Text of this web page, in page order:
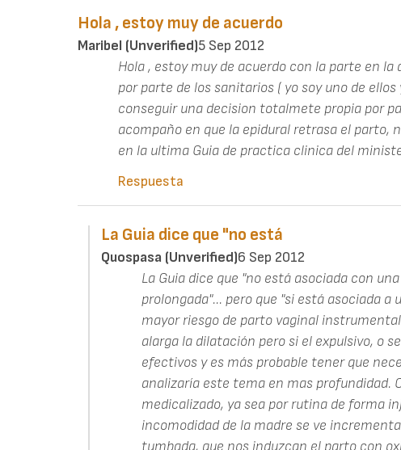
Hola , estoy muy de acuerdo
Maribel (unverified)5 Sep 2012
Hola , estoy muy de acuerdo con la parte en
por parte de los sanitarios ( yo soy uno de
conseguir una decision totalmete propia por
acompaño en que la epidural retrasa el parto,
en la ultima Guia de practica clinica del
Respuesta
La Guia dice que "no está
Quospasa (unverified)6 Sep 2012
La Guia dice que "no está asociada con
prolongada"... pero que "si está asociada a
mayor riesgo de parto vaginal
alarga la dilatación pero si el expulsivo, o
efectivos y es más probable tener que
analizaría este tema en mas profundidad.
medicalizado, ya sea por rutina de forma
incomodidad de la madre se ve
tumbada, que nos induzcan el parto con